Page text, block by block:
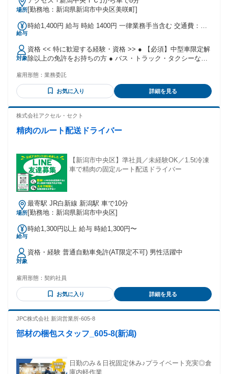
場所[勤務地：新潟県新潟市中央区美咲町]
給与
時給1,400円 給与 時給 1400円 一律業務手当含む 交通費：交
対象
資格 << 特に歓迎する経験・資格 >> ● 【必須】中型車限定解
除以上の免許をお持ちの方 ● バス・トラック・タクシーなど
「丁寧な対応」を心がけてきた方 ● 長期安定勤務を希望され
る方
雇用形態： 業務委託
お気に入り 詳細を見る
株式会社アクセル・セクト
精肉のルート配送ドライバー
【新潟市中央区】準社員／未経験OK／1.5t冷凍
車で精肉の固定ルート配送ドライバー
場所
最寄駅 JR白新線 新潟駅 車で10分
[勤務地：新潟県新潟市中央区]
給与
時給1,300円以上 給与 時給1,300円〜
対象
資格・経験 普通自動車免許(AT限定不可) 男性活躍中
雇用形態： 契約社員
お気に入り 詳細を見る
JPC株式会社 新潟営業所-605-8
部材の梱包スタッフ_605-8(新潟)
日勤のみ＆日祝固定休み♪プライベート充実◎倉
庫内軽作業